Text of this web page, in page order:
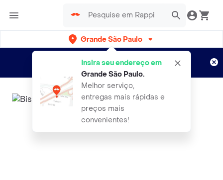
Grande São Paulo
Insira seu endereço em
Grande São Paulo.
Melhor serviço,
entregas mais rápidas e
preços mais
convenientes!
Entregas grátis por 15 dias!
Aplicam T&C